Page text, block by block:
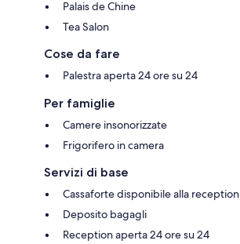
Palais de Chine
Tea Salon
Cose da fare
Palestra aperta 24 ore su 24
Per famiglie
Camere insonorizzate
Frigorifero in camera
Servizi di base
Cassaforte disponibile alla reception
Deposito bagagli
Reception aperta 24 ore su 24